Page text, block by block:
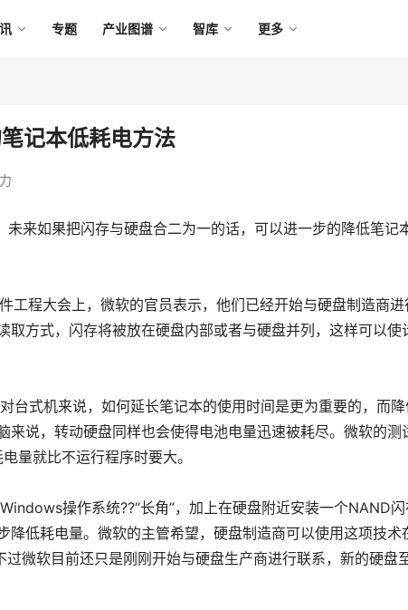
专题 产业图谱 智库 更多
记本低耗电方法
未来如果把闪存与硬盘合二为一的话，可以进一步的降低笔记
工程大会上，微软的官员表示，他们已经开始与硬盘制造商进
取方式，闪存将被放在硬盘内部或者与硬盘并列，这样可以使
台式机来说，如何延长笔记本的使用时间是更为重要的，而
说，转动硬盘同样也会使得电池电量迅速被耗尽。微软的测
量就比不运行程序时要大。
操作系统??“长角”，加上在硬盘附近安装一个NAND
降低耗电量。微软的主管希望，硬盘制造商可以使用这项技术
微软目前还只是刚刚开始与硬盘生产商进行联系，新的硬盘